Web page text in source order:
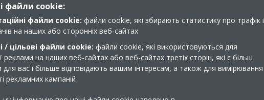
дають
що
файли cookie:
файли cookie: файли cookie, які збирають статистику про трафік і
на наших або сторонніх веб-сайтах
/ цільові файли cookie: файли cookie, які використовуються для
реклами на наших веб-сайтах або веб-сайтах третіх сторін, які є більш
для вас і більше відповідають вашим інтересам, а також для вимірювання
рекламних кампаній